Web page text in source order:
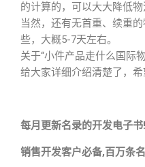
的计算的，可以大大降低物
当然，还有无首重、续重
些，大概5-7天左右。
关于“小件产品走什么国际
给大家详细介绍清楚了，希
每月更新名录的开发电子书!
销售开发客户必备,百万条